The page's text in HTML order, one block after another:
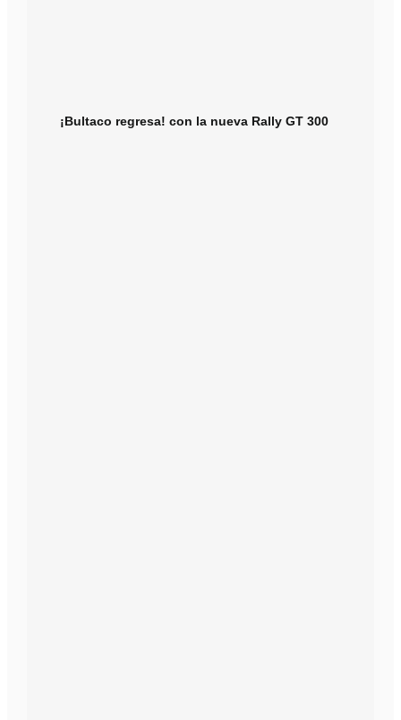
¡Bultaco regresa! con la nueva Rally GT 300